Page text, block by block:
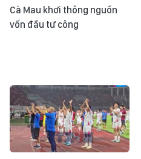
Cà Mau khơi thông nguồn
vốn đầu tư công